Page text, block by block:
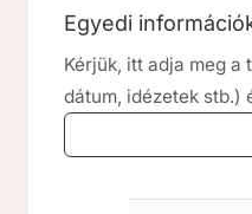
Egyedi
Kérjük, itt adja meg
dátum, idézetek stb.)